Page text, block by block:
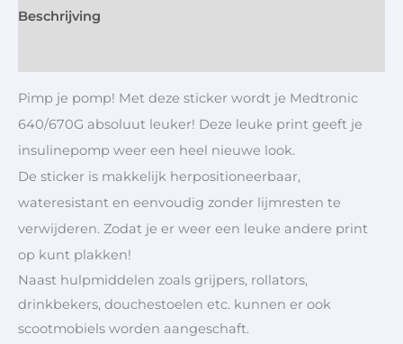
Beschrijving
Pimp je pomp! Met deze sticker wordt je Medtronic
640/670G absoluut leuker! Deze leuke print geeft je
insulinepomp weer een heel nieuwe look.
De sticker is makkelijk herpositioneerbaar,
wateresistant en eenvoudig zonder lijmresten te
verwijderen. Zodat je er weer een leuke andere print
op kunt plakken!
Naast hulpmiddelen zoals grijpers, rollators,
drinkbekers, douchestoelen etc. kunnen er ook
scootmobiels worden aangeschaft.